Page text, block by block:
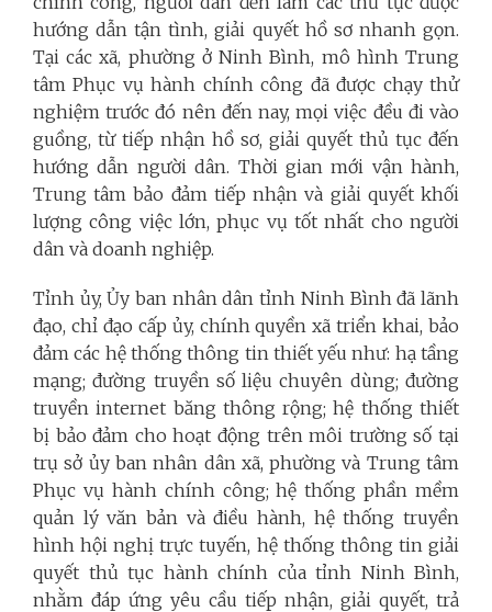
hướng dẫn tận tình, giải quyết hồ sơ nhanh gọn.
Tại các xã, phường ở Ninh Bình, mô hình Trung
tâm Phục vụ hành chính công đã được chạy thử
nghiệm trước đó nên đến nay, mọi việc đều đi vào
guồng, từ tiếp nhận hồ sơ, giải quyết thủ tục đến
hướng dẫn người dân. Thời gian mới vận hành,
Trung tâm bảo đảm tiếp nhận và giải quyết khối
lượng công việc lớn, phục vụ tốt nhất cho người
dân và doanh nghiệp.
Tỉnh ủy, Ủy ban nhân dân tỉnh Ninh Bình đã lãnh
đạo, chỉ đạo cấp ủy, chính quyền xã triển khai, bảo
đảm các hệ thống thông tin thiết yếu như: hạ tầng
mạng; đường truyền số liệu chuyên dùng; đường
truyền internet băng thông rộng; hệ thống thiết
bị bảo đảm cho hoạt động trên môi trường số tại
trụ sở ủy ban nhân dân xã, phường và Trung tâm
Phục vụ hành chính công; hệ thống phần mềm
quản lý văn bản và điều hành, hệ thống truyền
hình hội nghị trực tuyến, hệ thống thông tin giải
quyết thủ tục hành chính của tỉnh Ninh Bình,
nhằm đáp ứng yêu cầu tiếp nhận, giải quyết, trả